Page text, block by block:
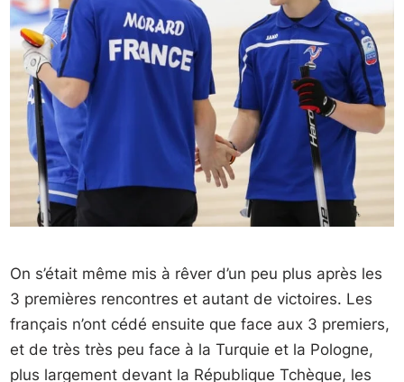
On s’était même mis à rêver d’un peu plus après les
3 premières rencontres et autant de victoires. Les
français n’ont cédé ensuite que face aux 3 premiers,
et de très très peu face à la Turquie et la Pologne,
plus largement devant la République Tchèque, les